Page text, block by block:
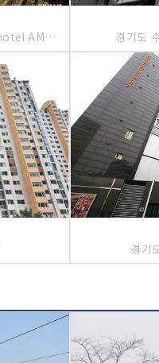
경기도 수원시 권선구 서부로1934번길 26 hotel AMARE 경기도
경기